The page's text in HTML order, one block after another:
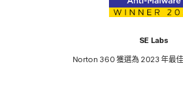
SE Labs
Norton 360 獲選為 2023 年最